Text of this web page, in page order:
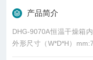
产品简介
DHG-9070A恒温干燥箱
外形尺寸（W*D*H）
0℃